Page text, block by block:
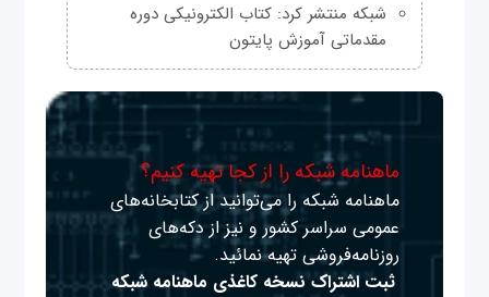
شبکه منتشر کرد: کتاب الکترونیکی دوره
مقدماتی آموزش پایتون
ماهنامه شبکه را از کجا تهیه کنیم؟
ماهنامه شبکه را می‌توانید از کتابخانه‌های
عمومی سراسر کشور و نیز از دکه‌های
روزنامه‌فروشی تهیه نمائید.
ثبت اشتراک نسخه کاغذی ماهنامه شبکه